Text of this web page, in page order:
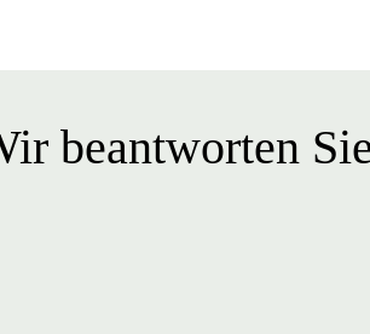
beantworten